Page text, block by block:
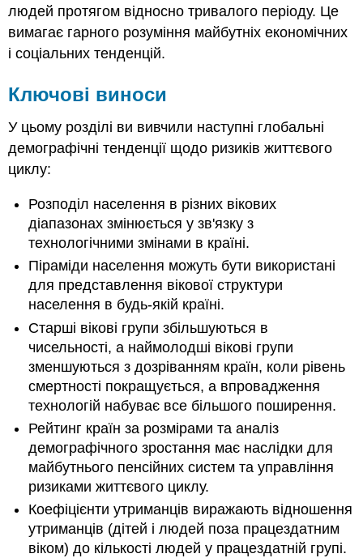
людей протягом відносно тривалого періоду. Це
вимагає гарного розуміння майбутніх економічних
і соціальних тенденцій.
Ключові виноси
У цьому розділі ви вивчили наступні глобальні
демографічні тенденції щодо ризиків життєвого
циклу:
Розподіл населення в різних вікових
діапазонах змінюється у зв'язку з
технологічними змінами в країні.
Піраміди населення можуть бути використані
для представлення вікової структури
населення в будь-якій країні.
Старші вікові групи збільшуються в
чисельності, а наймолодші вікові групи
зменшуються з дозріванням країн, коли рівень
смертності покращується, а впровадження
технологій набуває все більшого поширення.
Рейтинг країн за розмірами та аналіз
демографічного зростання має наслідки для
майбутнього пенсійних систем та управління
ризиками життєвого циклу.
Коефіцієнти утриманців виражають відношення
утриманців (дітей і людей поза працездатним
віком) до кількості людей у працездатній групі.